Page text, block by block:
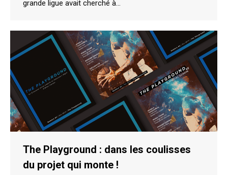
grande ligue avait cherché à…
The Playground : dans les coulisses
du projet qui monte !